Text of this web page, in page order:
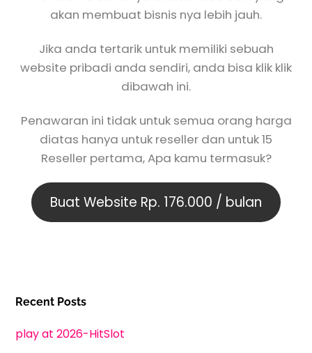
akan membuat bisnis nya lebih jauh.
Jika anda tertarik untuk memiliki sebuah
website pribadi anda sendiri, anda bisa klik klik
dibawah ini.
Penawaran ini tidak untuk semua orang harga
diatas hanya untuk reseller dan untuk 15
Reseller pertama, Apa kamu termasuk?
Buat Website Rp. 176.000 / bulan
Recent Posts
play at 2026-HitSlot